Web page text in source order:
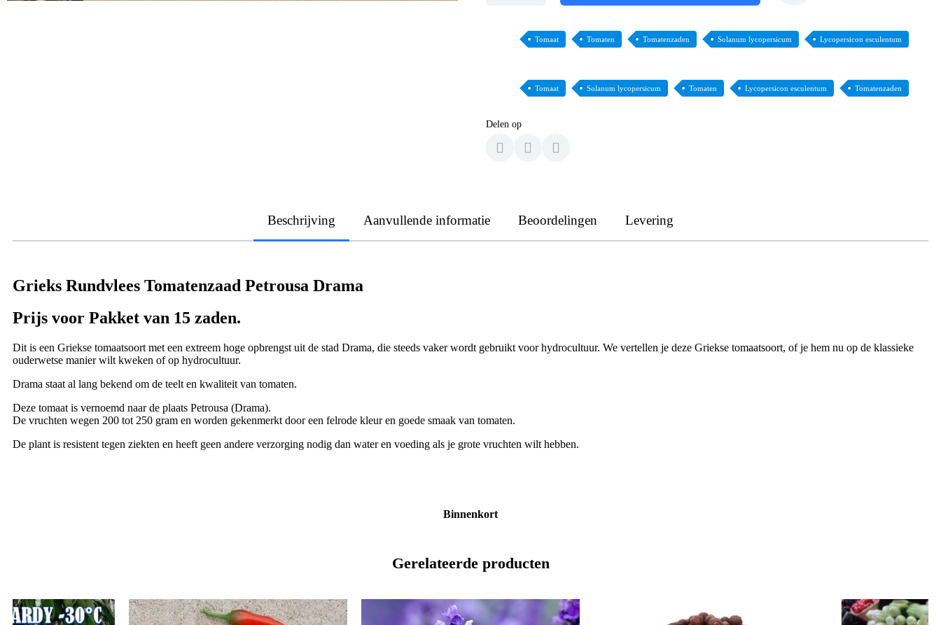
Tomaat Tomaten Tomatenzaden Solanum lycopersicum Lycopersicon esculentum
Tomaat Solanum lycopersicum Tomaten Lycopersicon esculentum Tomatenzaden
Delen op
Beschrijving Aanvullende informatie Beoordelingen Levering
Grieks Rundvlees Tomatenzaad Petrousa Drama
Prijs voor Pakket van 15 zaden.
Dit is een Griekse tomaatsoort met een extreem hoge opbrengst uit de stad Drama, die steeds vaker wordt gebruikt voor hydrocultuur. We vertellen je deze Griekse tomaatsoort, of je hem nu op de klassieke
ouderwetse manier wilt kweken of op hydrocultuur.
Drama staat al lang bekend om de teelt en kwaliteit van tomaten.
Deze tomaat is vernoemd naar de plaats Petrousa (Drama).
De vruchten wegen 200 tot 250 gram en worden gekenmerkt door een felrode kleur en goede smaak van tomaten.
De plant is resistent tegen ziekten en heeft geen andere verzorging nodig dan water en voeding als je grote vruchten wilt hebben.
Binnenkort
Gerelateerde producten